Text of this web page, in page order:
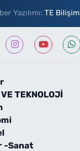
Yazılımı: TE Bilişim
TEKNOLOJİ
-Sanat